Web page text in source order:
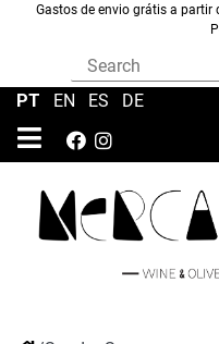
Gastos de envio grátis a partir
PT EN ES DE